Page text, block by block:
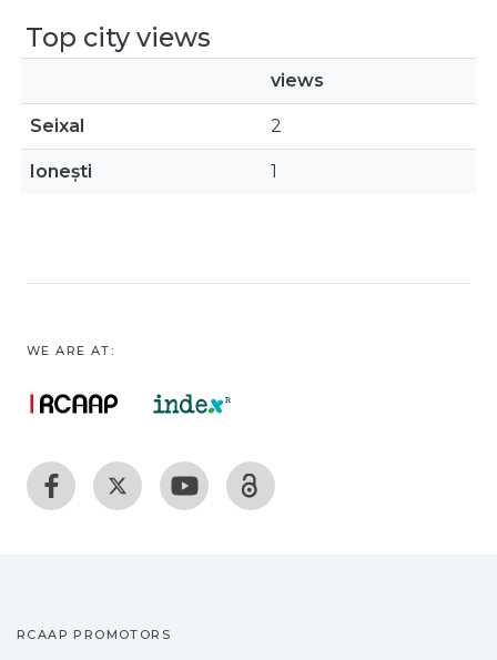
Top city views
views
Seixal 2
Ionești 1
WE ARE AT:
RCAAP PROMOTORS